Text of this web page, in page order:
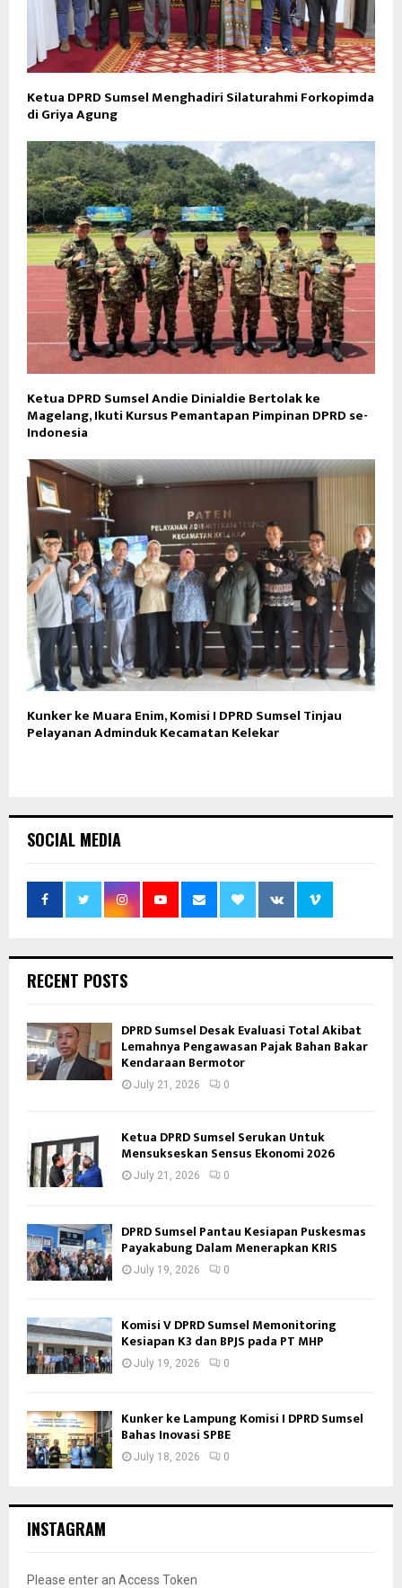
Ketua DPRD Sumsel Menghadiri Silaturahmi Forkopimda
di Griya Agung
Ketua DPRD Sumsel Andie Dinialdie Bertolak ke
Magelang, Ikuti Kursus Pemantapan Pimpinan DPRD se-
Indonesia
Kunker ke Muara Enim, Komisi I DPRD Sumsel Tinjau
Pelayanan Adminduk Kecamatan Kelekar
SOCIAL MEDIA
RECENT POSTS
DPRD Sumsel Desak Evaluasi Total Akibat
Lemahnya Pengawasan Pajak Bahan Bakar
Kendaraan Bermotor
July 21, 2026 0
Ketua DPRD Sumsel Serukan Untuk
Mensukseskan Sensus Ekonomi 2026
July 21, 2026 0
DPRD Sumsel Pantau Kesiapan Puskesmas
Payakabung Dalam Menerapkan KRIS
July 19, 2026 0
Komisi V DPRD Sumsel Memonitoring
Kesiapan K3 dan BPJS pada PT MHP
July 19, 2026 0
Kunker ke Lampung Komisi I DPRD Sumsel
Bahas Inovasi SPBE
July 18, 2026 0
INSTAGRAM
Please enter an Access Token